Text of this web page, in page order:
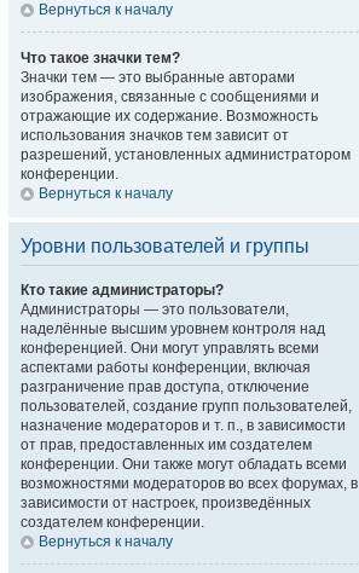
Вернуться к началу
Что такое значки тем?
Значки тем — это выбранные авторами
изображения, связанные с сообщениями и
отражающие их содержание. Возможность
использования значков тем зависит от
разрешений, установленных администратором
конференции.
Вернуться к началу
Уровни пользователей и группы
Кто такие администраторы?
Администраторы — это пользователи,
наделённые высшим уровнем контроля над
конференцией. Они могут управлять всеми
аспектами работы конференции, включая
разграничение прав доступа, отключение
пользователей, создание групп пользователей,
назначение модераторов и т. п., в зависимости
от прав, предоставленных им создателем
конференции. Они также могут обладать всеми
возможностями модераторов во всех форумах, в
зависимости от настроек, произведённых
создателем конференции.
Вернуться к началу